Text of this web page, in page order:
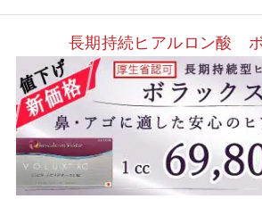
長期持続ヒアルロン酸